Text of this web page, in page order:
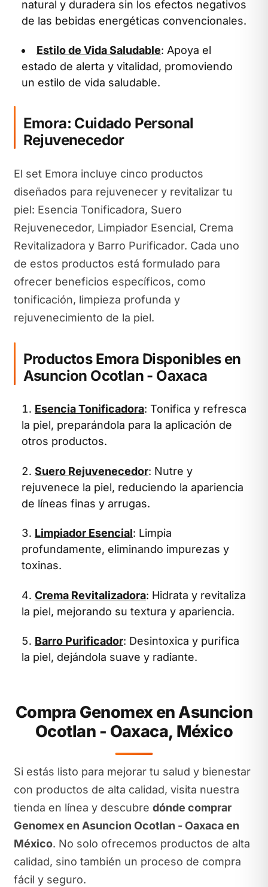
natural y duradera sin los efectos negativos
de las bebidas energéticas convencionales.
Estilo de Vida Saludable: Apoya el
estado de alerta y vitalidad, promoviendo
un estilo de vida saludable.
Emora: Cuidado Personal
Rejuvenecedor
El set Emora incluye cinco productos
diseñados para rejuvenecer y revitalizar tu
piel: Esencia Tonificadora, Suero
Rejuvenecedor, Limpiador Esencial, Crema
Revitalizadora y Barro Purificador. Cada uno
de estos productos está formulado para
ofrecer beneficios específicos, como
tonificación, limpieza profunda y
rejuvenecimiento de la piel.
Productos Emora Disponibles en
Asuncion Ocotlan - Oaxaca
Esencia Tonificadora: Tonifica y refresca
la piel, preparándola para la aplicación de
otros productos.
Suero Rejuvenecedor: Nutre y
rejuvenece la piel, reduciendo la apariencia
de líneas finas y arrugas.
Limpiador Esencial: Limpia
profundamente, eliminando impurezas y
toxinas.
Crema Revitalizadora: Hidrata y revitaliza
la piel, mejorando su textura y apariencia.
Barro Purificador: Desintoxica y purifica
la piel, dejándola suave y radiante.
Compra Genomex en Asuncion
Ocotlan - Oaxaca, México
Si estás listo para mejorar tu salud y bienestar
con productos de alta calidad, visita nuestra
tienda en línea y descubre dónde comprar
Genomex en Asuncion Ocotlan - Oaxaca en
México. No solo ofrecemos productos de alta
calidad, sino también un proceso de compra
fácil y seguro.